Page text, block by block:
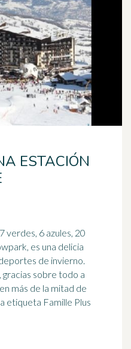
ESTACIÓN
verdes, 6 azules, 20
es una delicia
de invierno.
gracias sobre todo a
más de la mitad de